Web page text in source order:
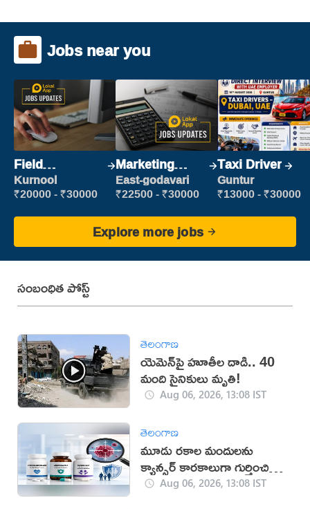
Jobs near you
Field
Marketing
Executive
Kurnool
₹20000 - ₹30000
Marketing
Executive
East-godavari
₹22500 - ₹30000
Taxi Driver
Guntur
₹13000 - ₹30000
Explore more jobs
సంబంధిత పోస్ట్
తెలంగాణ
యెమెన్‌పై హూతీల దాడి.. 40
మంది సైనికులు మృతి!
Aug 06, 2026, 13:08 IST
తెలంగాణ
మూడు రకాల మందులను
క్యాన్సర్ కారకాలుగా గుర్తించిన
WHOAug 06, 2026, 13:08 IST